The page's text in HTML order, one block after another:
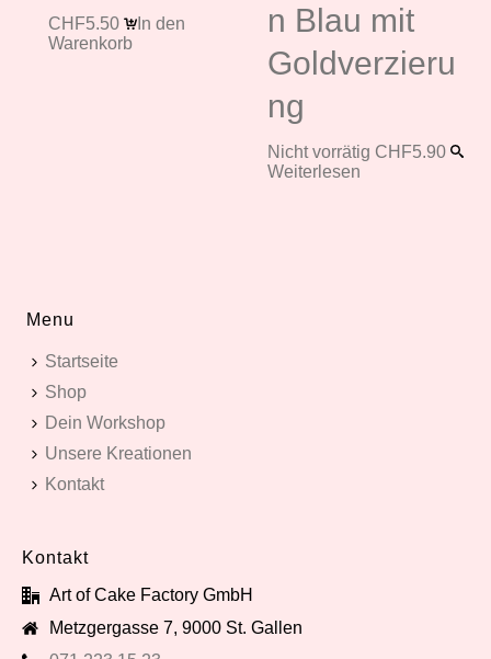
CHF5.50
In den
Warenkorb
n Blau mit
Goldverzieru
ng
Nicht vorrätig CHF5.90
Weiterlesen
Menu
Startseite
Shop
Dein Workshop
Unsere Kreationen
Kontakt
Kontakt
Art of Cake Factory GmbH
Metzgergasse 7, 9000 St. Gallen